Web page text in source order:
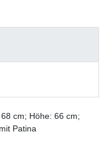
cm; Höhe: 66 cm;
Patina